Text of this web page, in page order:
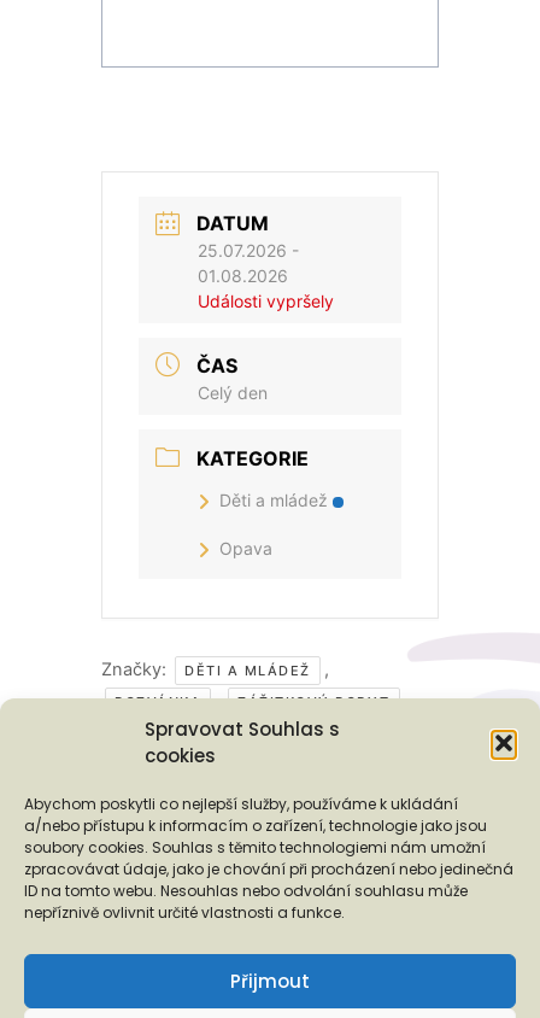
Spravovat Souhlas s
cookies
Abychom poskytli co nejlepší služby, používáme k ukládání
a/nebo přístupu k informacím o zařízení, technologie jako jsou
soubory cookies. Souhlas s těmito technologiemi nám umožní
zpracovávat údaje, jako je chování při procházení nebo jedinečná
ID na tomto webu. Nesouhlas nebo odvolání souhlasu může
nepříznivě ovlivnit určité vlastnosti a funkce.
Přijmout
DATUM
25.07.2026 -
01.08.2026
Události vypršely
ČAS
Celý den
KATEGORIE
Děti a mládež
Opava
Značky: DĚTI A MLÁDEŽ ,
POZVÁNKA , ZÁŽITKOVÝ POBYT
Podporují nás...
❬ ❭